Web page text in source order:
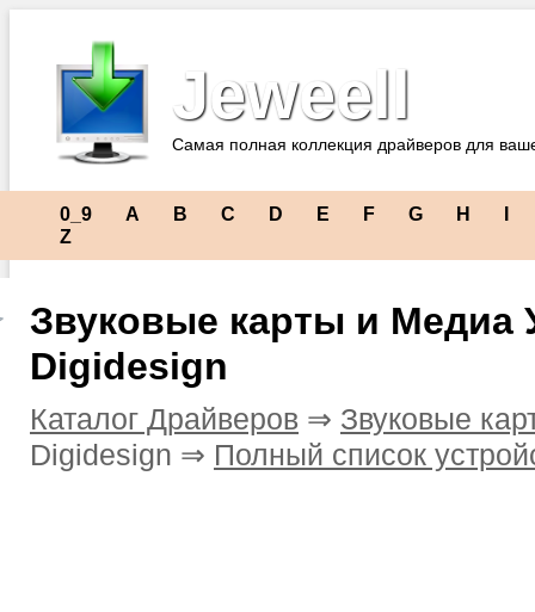
Jeweell
Самая полная коллекция драйверов для
0_9 A B C D E F G H
Z
Звуковые карты и Медиа
Digidesign
Каталог Драйверов ⇒ Звуковые
Digidesign ⇒ Полный список